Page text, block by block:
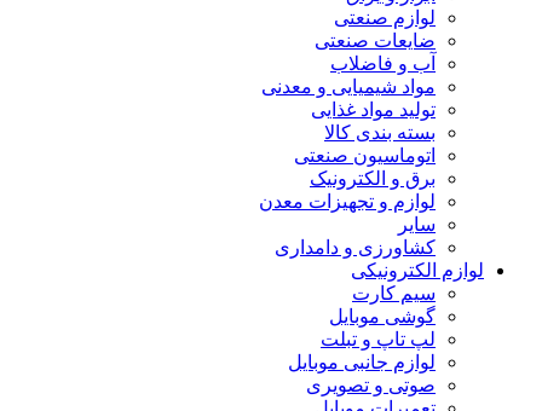
لوازم صنعتی
ضایعات صنعتی
آب و فاضلاب
مواد شیمیایی و معدنی
تولید مواد غذایی
بسته بندی کالا
اتوماسیون صنعتی
برق و الکترونیک
لوازم و تجهیزات معدن
سایر
کشاورزی و دامداری
لوازم الکترونیکی
سیم کارت
گوشی موبایل
لپ تاپ و تبلت
لوازم جانبی موبایل
صوتی و تصویری